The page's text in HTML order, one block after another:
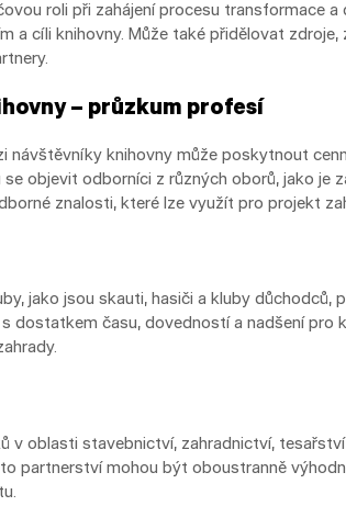
roli při zahájení procesu transformace
a cíli knihovny. Může také přidělovat
– průzkum profesí
návštěvníky knihovny může poskytnout
objevit odborníci z různých oborů, jako je
znalosti, které lze využít pro projekt
jako jsou skauti, hasiči a kluby
dostatkem času, dovedností a nadšení pro
v oblasti stavebnictví, zahradnictví,
partnerství mohou být oboustranně